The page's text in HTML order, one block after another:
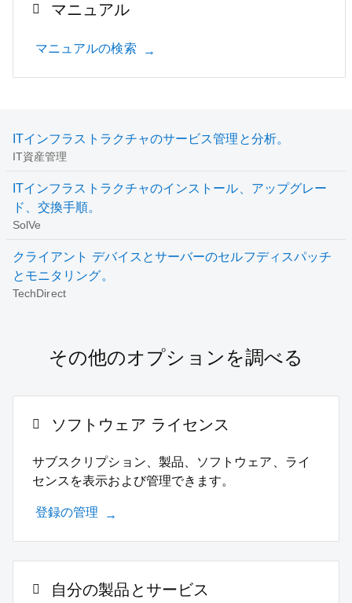
マニュアル
マニュアルの検索
ITインフラストラクチャのサービス管理と分析。
IT資産管理
ITインフラストラクチャのインストール、アップグレー
ド、交換手順。
SolVe
クライアント デバイスとサーバーのセルフディスパッチ
とモニタリング。
TechDirect
その他のオプションを調べる
ソフトウェア ライセンス
サブスクリプション、製品、ソフトウェア、ライ
センスを表示および管理できます。
登録の管理
自分の製品とサービス